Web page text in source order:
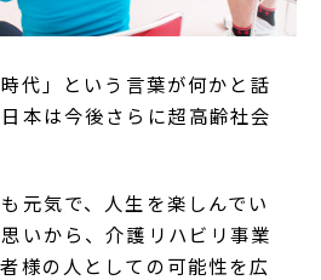
代」という言葉が何かと話
本は今後さらに超高齢社会
元気で、人生を楽しんでい
いから、介護リハビリ事業
様の人としての可能性を広